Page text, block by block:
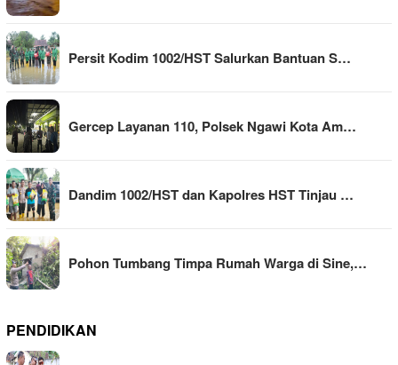
Persit Kodim 1002/HST Salurkan Bantuan S…
Gercep Layanan 110, Polsek Ngawi Kota Am…
Dandim 1002/HST dan Kapolres HST Tinjau …
Pohon Tumbang Timpa Rumah Warga di Sine,…
PENDIDIKAN